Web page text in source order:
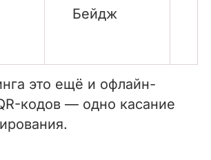
Бейдж
это ещё и офлайн-
кодов — одно касание